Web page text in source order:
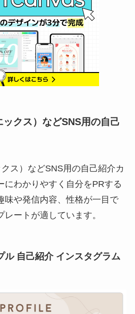
クス）などSNS用の自己
ス）などSNS用の自己紹介カ
にわかりやすく自分をPRする
味や発信内容、性格が一目で
ートが適しています。
ル 自己紹介 インスタグラム